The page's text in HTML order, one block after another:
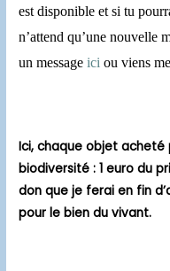
est disponible et si tu
n’attend qu’une nouvelle
un messageici ou viens
Ici, chaque objet
biodiversité : 1 euro du
don que je ferai en fin
pour le bien du vivant.